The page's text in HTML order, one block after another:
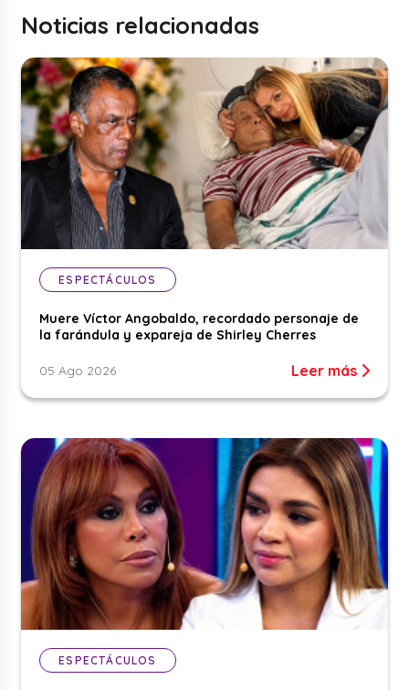
Noticias relacionadas
ESPECTÁCULOS
Muere Víctor Angobaldo, recordado personaje de
la farándula y expareja de Shirley Cherres
05 Ago 2026 Leer más
ESPECTÁCULOS